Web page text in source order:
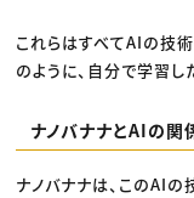
これらはすべてAIの技
のように、自分で学習し
ナノバナナとAIの関
ナノバナナは、このAIの